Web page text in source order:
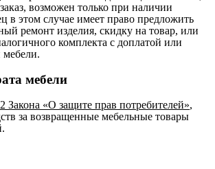
возможен только при наличии
в этом случае имеет право предложить
ремонт изделия, скидку на товар, или
комплекта с доплатой или
мебели.
мебели
Закона «О защите прав потребителей»,
за возвращенные мебельные товары